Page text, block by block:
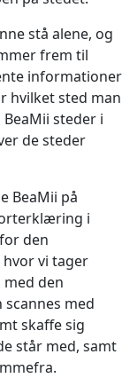
stå alene, og
frem til
informationer
hvilket sted man
steder i
de steder
BeaMii på
i
den
vi tager
den
med
skaffe sig
står med, samt